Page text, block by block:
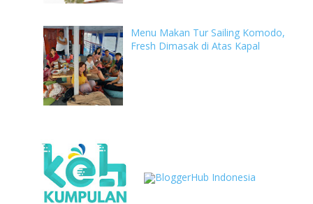
Menu Makan Tur Sailing Komodo,
Fresh Dimasak di Atas Kapal